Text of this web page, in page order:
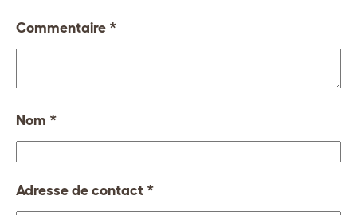
Commentaire *
Nom *
Adresse de contact *